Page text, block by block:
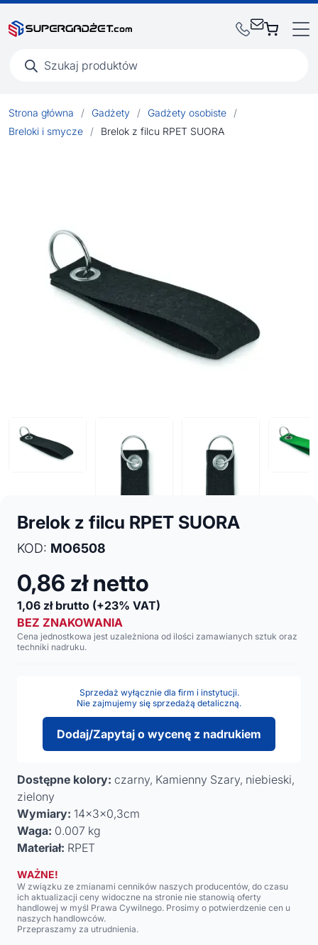
produktów
Strona główna / Gadżety / Gadżety osobiste
/
Breloki i smycze
/ Brelok z filcu RPET SUORA
Brelok z filcu RPET SUORA
KOD: MO6508
0,86 zł netto
1,06 zł brutto (+23% VAT)
BEZ ZNAKOWANIA
Cena jednostkowa jest uzależniona od ilości zamawianych sztuk oraz
techniki nadruku.
Sprzedaż wyłącznie dla firm i instytucji.
Nie zajmujemy się sprzedażą detaliczną.
Dodaj/Zapytaj o wycenę z nadrukiem
Dostępne kolory: czarny, Kamienny Szary, niebieski,
zielony
Wymiary: 14x3x0,3cm
Waga: 0.007 kg
Materiał: RPET
WAŻNE!
W związku ze zmianami cenników naszych producentów, do czasu
ich aktualizacji ceny widoczne na stronie nie stanowią oferty
handlowej w myśl Prawa Cywilnego. Prosimy o potwierdzenie cen u
naszych handlowców.
Przepraszamy za utrudnienia.